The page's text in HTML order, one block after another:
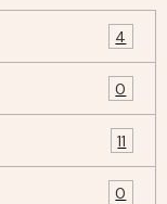
4
0
11
0